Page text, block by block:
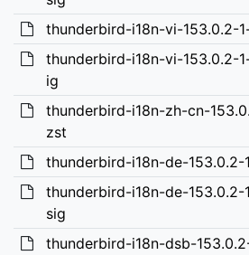
thunderbird-i18n-vi-153.0.2-
thunderbird-i18n-vi-153.0.2-
ig
thunderbird-i18n-zh-cn-
zst
thunderbird-i18n-de-153.0.2-
thunderbird-i18n-de-153.0.2-
sig
thunderbird-i18n-dsb-